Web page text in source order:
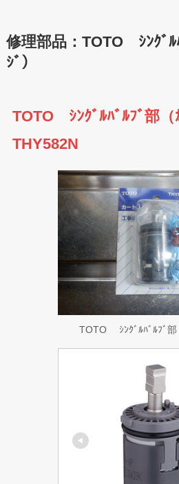
修理部品：TOTO ｼﾝｸﾞ
ｼﾞ）
TOTO ｼﾝｸﾞﾙﾊﾞﾙﾌﾞ部
THY582N
TOTO ｼﾝｸﾞﾙﾊﾞﾙﾌﾞ